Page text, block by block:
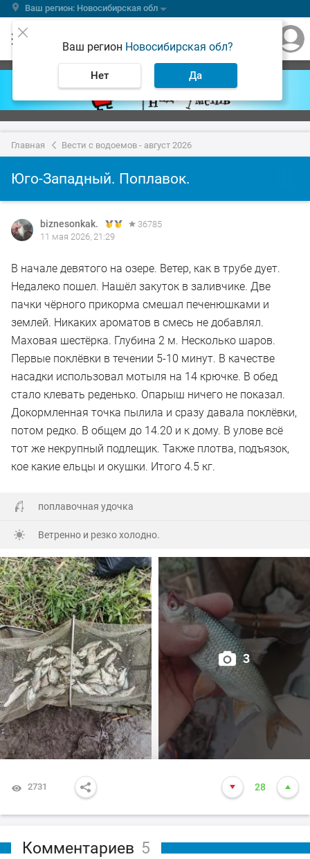
Ваш регион: Новосибирская обл
Ваш регион Новосибирская обл?
Нет Да
Главная Вести с водоемов - август 2026
Юго-Западный. Поплавок.
biznesonkak.
36785
11 мая 2026, 21:29
В начале девятого на озере. Ветер, как в трубе дует.
Недалеко пошел. Нашёл закуток в заливчике. Две
пачки чёрного прикорма смешал печенюшками и
землей. Никаких ароматов в смесь не добавлял.
Маховая шестёрка. Глубина 2 м. Несколько шаров.
Первые поклёвки в течении 5-10 минут. В качестве
насадки использовал мотыля на 14 крючке. В обед
стало клевать реденько. Опарыш ничего не показал.
Докормленная точка пылила и сразу давала поклёвки,
потом редко. В общем до 14.20 и к дому. В улове всё
тот же некрупный подлещик. Также плотва, подъязок,
кое какие ельцы и окушки. Итого 4.5 кг.
поплавочная удочка
Ветренно и резко холодно.
3
2731 28
Комментариев 5